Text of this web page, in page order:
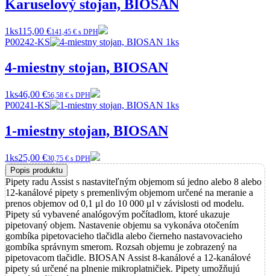
Karuselový stojan, BIOSAN
1ks115,00 €141,45 € s DPH
P00242-KS
4-miestny stojan, BIOSAN
1ks46,00 €56,58 € s DPH
P00241-KS
1-miestny stojan, BIOSAN
1ks25,00 €30,75 € s DPH
Popis produktu
Pipety radu Assist s nastaviteľným objemom sú jedno alebo 8 alebo
12-kanálové pipety s premenlivým objemom určené na meranie a
prenos objemov od 0,1 μl do 10 000 μl v závislosti od modelu.
Pipety sú vybavené analógovým počítadlom, ktoré ukazuje
pipetovaný objem. Nastavenie objemu sa vykonáva otočením
gombíka pipetovacieho tlačidla alebo čierneho nastavovacieho
gombíka správnym smerom. Rozsah objemu je zobrazený na
pipetovacom tlačidle. BIOSAN Assist 8-kanálové a 12-kanálové
pipety sú určené na plnenie mikroplatničiek. Pipety umožňujú